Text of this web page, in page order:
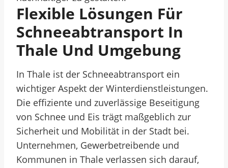
Flexible Lösungen Für
Schneeabtransport In
Thale Und Umgebung
In Thale ist der Schneeabtransport ein
wichtiger Aspekt der Winterdienstleistungen.
Die effiziente und zuverlässige Beseitigung
von Schnee und Eis trägt maßgeblich zur
Sicherheit und Mobilität in der Stadt bei.
Unternehmen, Gewerbetreibende und
Kommunen in Thale verlassen sich darauf,